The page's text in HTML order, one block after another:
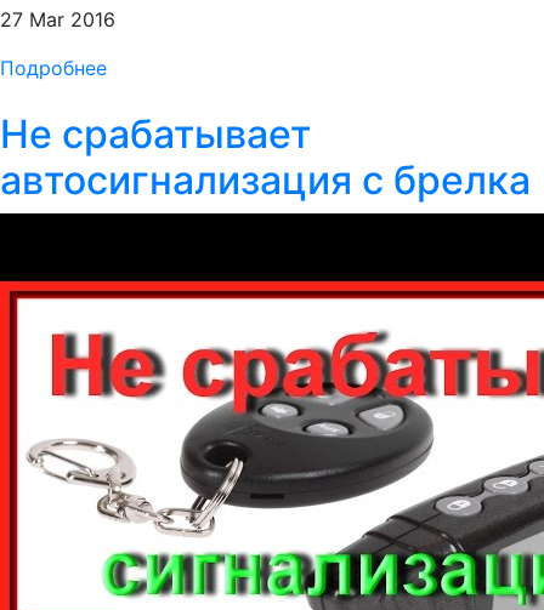
27 Mar 2016
Подробнее
Не срабатывает
автосигнализация с брелка